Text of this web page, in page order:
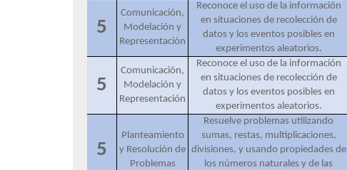
5
Comunicación,
Modelación y
Representación
Reconoce el uso de la información
en situaciones de recolección de
datos y los eventos posibles en
experimentos aleatorios.
5
Comunicación,
Modelación y
Representación
Reconoce el uso de la información
en situaciones de recolección de
datos y los eventos posibles en
experimentos aleatorios.
5
Planteamiento
y Resolución de
Problemas
Resuelve problemas utilizando
sumas, restas, multiplicaciones,
divisiones, y usando propiedades de
los números naturales y de las